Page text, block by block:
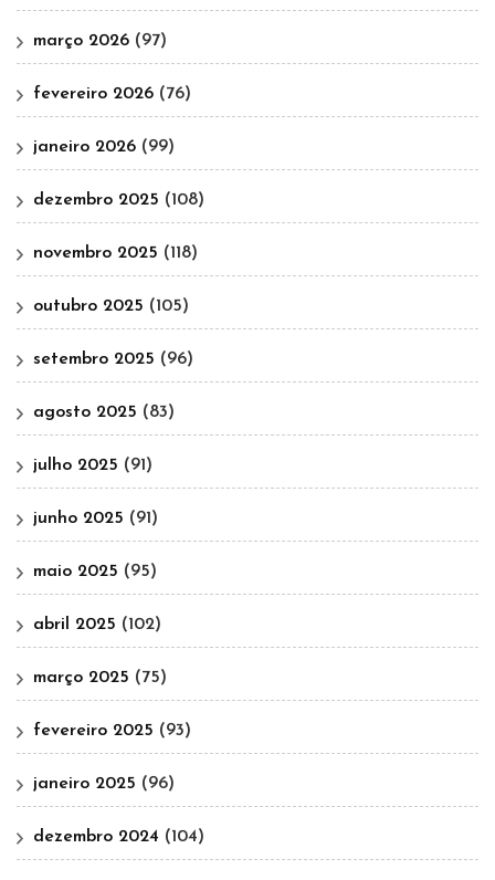
março 2026 (97)
fevereiro 2026 (76)
janeiro 2026 (99)
dezembro 2025 (108)
novembro 2025 (118)
outubro 2025 (105)
setembro 2025 (96)
agosto 2025 (83)
julho 2025 (91)
junho 2025 (91)
maio 2025 (95)
abril 2025 (102)
março 2025 (75)
fevereiro 2025 (93)
janeiro 2025 (96)
dezembro 2024 (104)